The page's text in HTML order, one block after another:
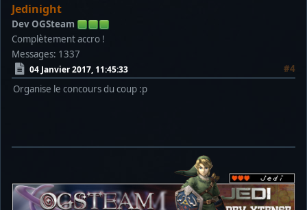
Jedinight
Dev OGSteam
Complètement accro !
Messages: 1337
04 Janvier 2017, 11:45:33
#4
Organise le concours du coup :p